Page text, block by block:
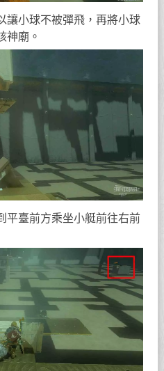
讓小球不被彈飛，再將小球
神廟。
平臺前方乘坐小艇前往右前